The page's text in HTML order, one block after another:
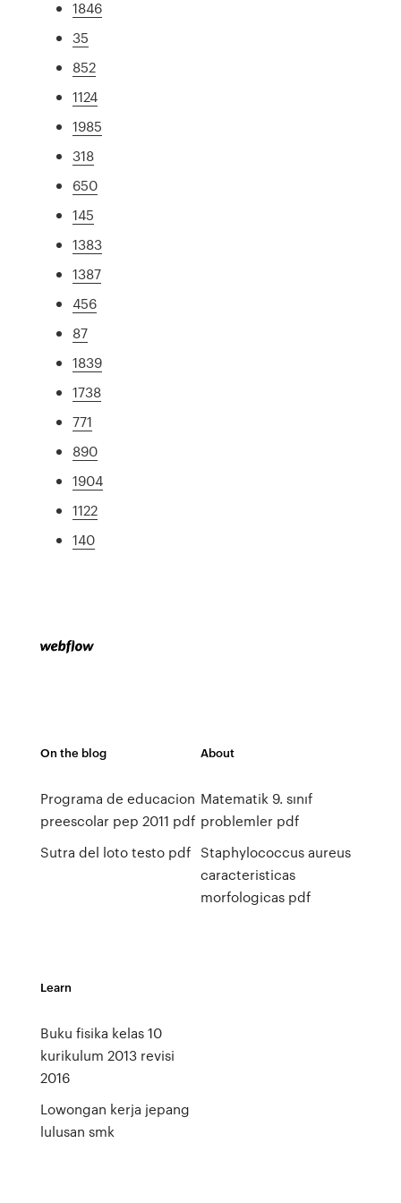
1846
35
852
1124
1985
318
650
145
1383
1387
456
87
1839
1738
771
890
1904
1122
140
On the blog
Programa de educacion
preescolar pep 2011 pdf
Sutra del loto testo pdf
About
Matematik 9. sınıf
problemler pdf
Staphylococcus aureus
caracteristicas
morfologicas pdf
Learn
Buku fisika kelas 10
kurikulum 2013 revisi
2016
Lowongan kerja jepang
lulusan smk